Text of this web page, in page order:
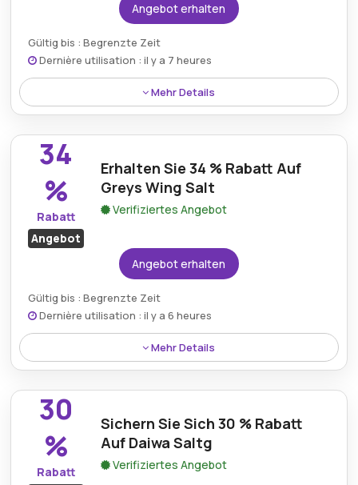
Angebot erhalten
Gültig bis : Begrenzte Zeit
Dernière utilisation : il y a 7 heures
Mehr Details
Sichern Sie sich mit dieser Angelplatz-Aktion 36 %
Rabatt auf Greys Wing und machen Sie erstklassige
Angelruten leichter zugänglich.
34
%
Rabatt
Angebot
Erhalten Sie 34 % Rabatt Auf
Greys Wing Salt
Verifiziertes Angebot
Angebot erhalten
Gültig bis : Begrenzte Zeit
Dernière utilisation : il y a 6 heures
Mehr Details
Profitieren Sie von einem Preisnachlass von 34 % auf
Grays Wing Salt und erleben Sie leistungsstarke
Angelausrüstung zu reduzierten Kosten.
30
%
Rabatt
Sichern Sie Sich 30 % Rabatt
Auf Daiwa Saltg
Verifiziertes Angebot